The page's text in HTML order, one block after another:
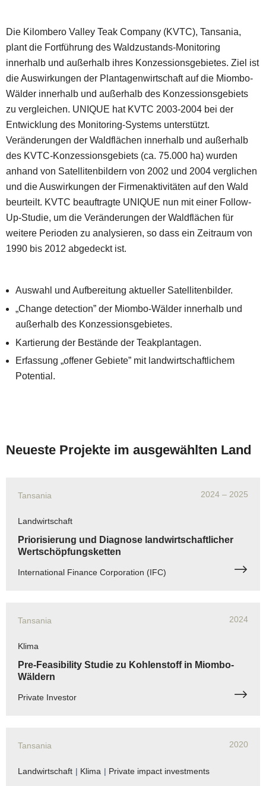
Die Kilombero Valley Teak Company (KVTC), Tansania,
plant die Fortführung des Waldzustands-Monitoring
innerhalb und außerhalb ihres Konzessionsgebietes. Ziel ist
die Auswirkungen der Plantagenwirtschaft auf die Miombo-
Wälder innerhalb und außerhalb des Konzessionsgebiets
zu vergleichen. UNIQUE hat KVTC 2003-2004 bei der
Entwicklung des Monitoring-Systems unterstützt.
Veränderungen der Waldflächen innerhalb und außerhalb
des KVTC-Konzessionsgebiets (ca. 75.000 ha) wurden
anhand von Satellitenbildern von 2002 und 2004 verglichen
und die Auswirkungen der Firmenaktivitäten auf den Wald
beurteilt. KVTC beauftragte UNIQUE nun mit einer Follow-
Up-Studie, um die Veränderungen der Waldflächen für
weitere Perioden zu analysieren, so dass ein Zeitraum von
1990 bis 2012 abgedeckt ist.
Auswahl und Aufbereitung aktueller Satellitenbilder.
„Change detection” der Miombo-Wälder innerhalb und
außerhalb des Konzessionsgebietes.
Kartierung der Bestände der Teakplantagen.
Erfassung „offener Gebiete” mit landwirtschaftlichem
Potential.
Neueste Projekte im ausgewählten Land
Tansania 2024 – 2025
Landwirtschaft
Priorisierung und Diagnose landwirtschaftlicher
Wertschöpfungsketten
International Finance Corporation (IFC)
Tansania 2024
Klima
Pre-Feasibility Studie zu Kohlenstoff in Miombo-
Wäldern
Private Investor
Tansania 2020
Landwirtschaft | Klima | Private impact investments